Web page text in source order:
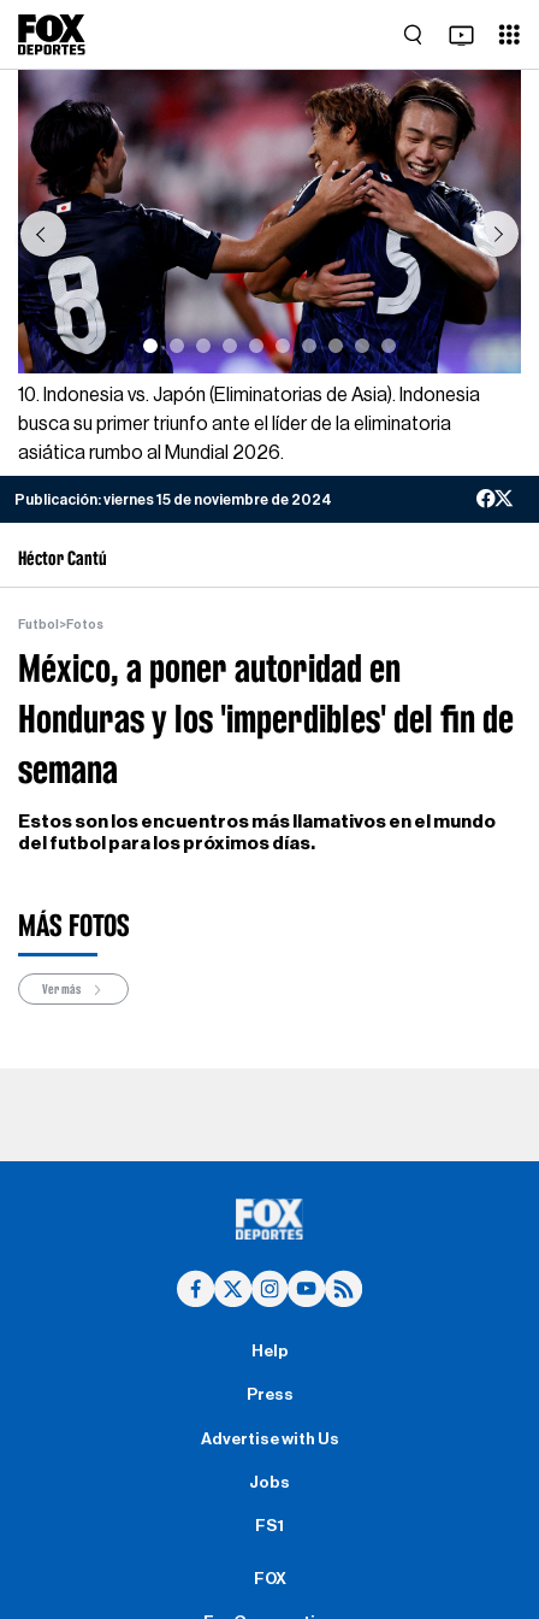
Previous Next
10. Indonesia vs. Japón (Eliminatorias de Asia). Indonesia
busca su primer triunfo ante el líder de la eliminatoria
asiática rumbo al Mundial 2026.
Publicación:viernes 15 de noviembre de 2024
Héctor Cantú
Futbol >Fotos
México, a poner autoridad en
Honduras y los 'imperdibles' del fin de
semana
Estos son los encuentros más llamativos en el mundo
del futbol para los próximos días.
MÁS FOTOS
Ver más
Help
Press
Advertise with Us
Jobs
FS1
FOX